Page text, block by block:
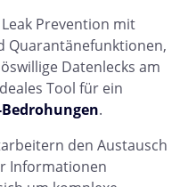
Prevention mit
Quarantänefunktionen,
Datenlecks am
Tool für ein
.
den Austausch
Informationen